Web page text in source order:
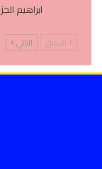
ابراهيم
السابق التالي